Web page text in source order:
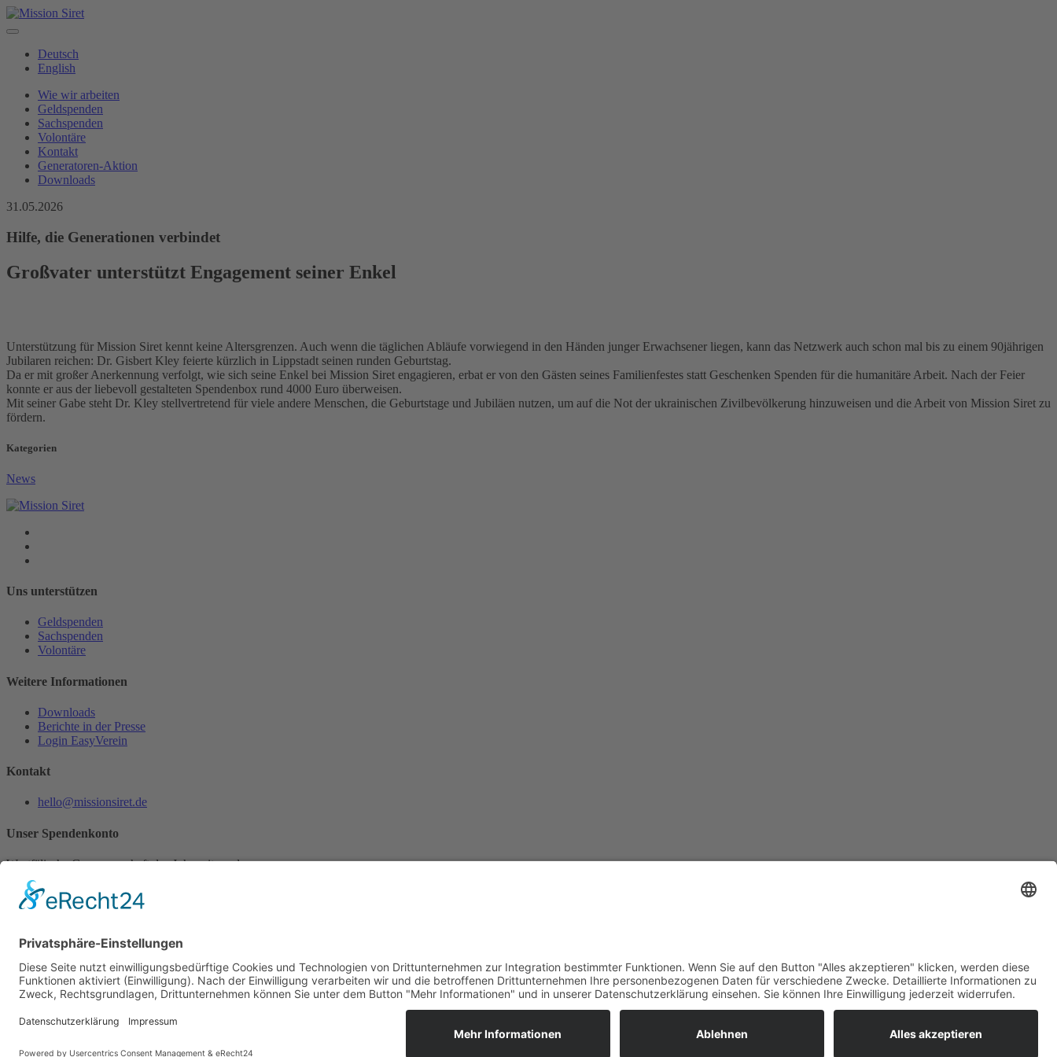
Deutsch
English
Wie wir arbeiten
Geldspenden
Sachspenden
Volontäre
Kontakt
Generatoren-Aktion
Downloads
31.05.2026
Hilfe, die Generationen verbindet
Großvater unterstützt Engagement seiner Enkel
Unterstützung für Mission Siret kennt keine Altersgrenzen. Auch wenn die täglichen Abläufe vorwiegend in den Händen junger Erwachsener liegen, kann das Netzwerk auch schon mal bis zu einem 90jährigen
Jubilaren reichen: Dr. Gisbert Kley feierte kürzlich in Lippstadt seinen runden Geburtstag.
Da er mit großer Anerkennung verfolgt, wie sich seine Enkel bei Mission Siret engagieren, erbat er von den Gästen seines Familienfestes statt Geschenken Spenden für die humanitäre Arbeit. Nach der Feier
konnte er aus der liebevoll gestalteten Spendenbox rund 4000 Euro überweisen.
Mit seiner Gabe steht Dr. Kley stellvertretend für viele andere Menschen, die Geburtstage und Jubiläen nutzen, um auf die Not der ukrainischen Zivilbevölkerung hinzuweisen und die Arbeit von Mission Siret zu
fördern.
Kategorien
News
Uns unterstützen
Geldspenden
Sachspenden
Volontäre
Weitere Informationen
Downloads
Berichte in der Presse
Login EasyVerein
Kontakt
hello@missionsiret.de
Unser Spendenkonto
Westfälische Genossenschaft des Johanniterordens
IBAN: DE52 4944 0043 0320 0060 02
BIC: COBADEFFXXX
Verwendungszweck: »Siret«
© 2026 Mission Siret
Datenschutz
Impressum